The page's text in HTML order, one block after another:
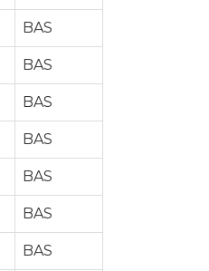
BAS
BAS
BAS
BAS
BAS
BAS
BAS